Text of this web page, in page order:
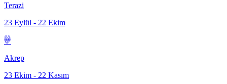
Terazi
23 Eylül - 22 Ekim
Akrep
23 Ekim - 22 Kasım